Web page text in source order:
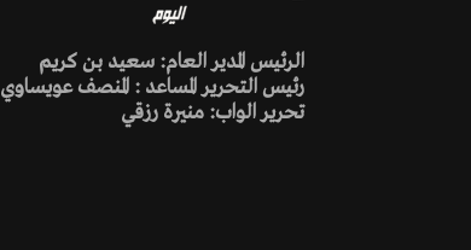
الرئيس المدير العام: سعيد بن كريم
رئيس التحرير المساعد : المنصف عويساوي
تحرير الواب: منيرة رزقي